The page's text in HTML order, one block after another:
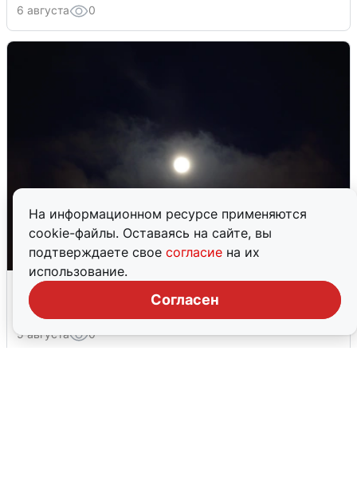
На информационном ресурсе применяются
cookie-файлы. Оставаясь на сайте, вы
подтверждаете свое согласие на их
использование.
Согласен
6 августа 0
Взрывы в Воронеже после сигнала
тревоги
5 августа 0